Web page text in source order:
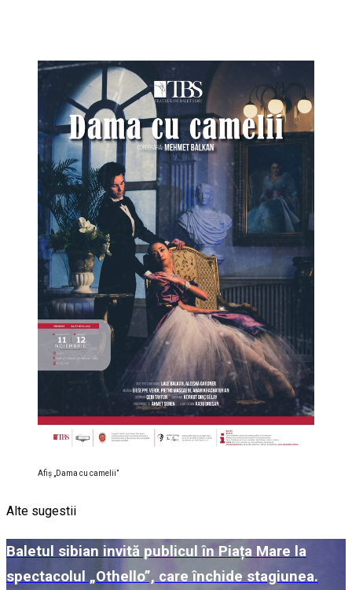
Afiș „Dama cu camelii”
Alte sugestii
Baletul sibian invită publicul în Piața Mare la
spectacolul „Othello”, care închide stagiunea.